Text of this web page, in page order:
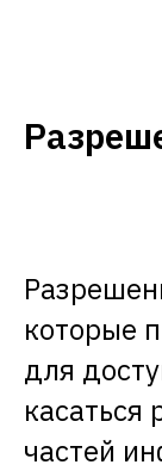
которые
для
частей